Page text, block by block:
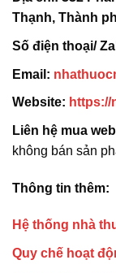
Thạnh, Thành
Số điện thoại/
Email:
Website:
Liên hệ mua
không bán sản
Thông tin thêm:
Hệ thống nhà
Quy chế hoạt